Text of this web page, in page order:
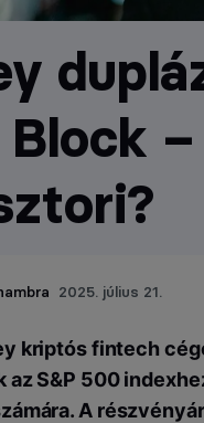
2025. július 21.
kriptós fintech
az S&P 500
A